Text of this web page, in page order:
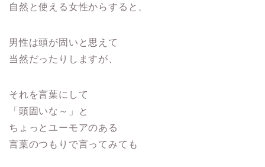
自然と使える女性からすると、
男性は頭が固いと思えて
当然だったりしますが、
それを言葉にして
「頭固いな～」と
ちょっとユーモアのある
言葉のつもりで言ってみても